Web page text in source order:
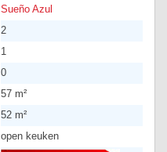
Sueño Azul
2
1
0
57 m²
52 m²
open keuken